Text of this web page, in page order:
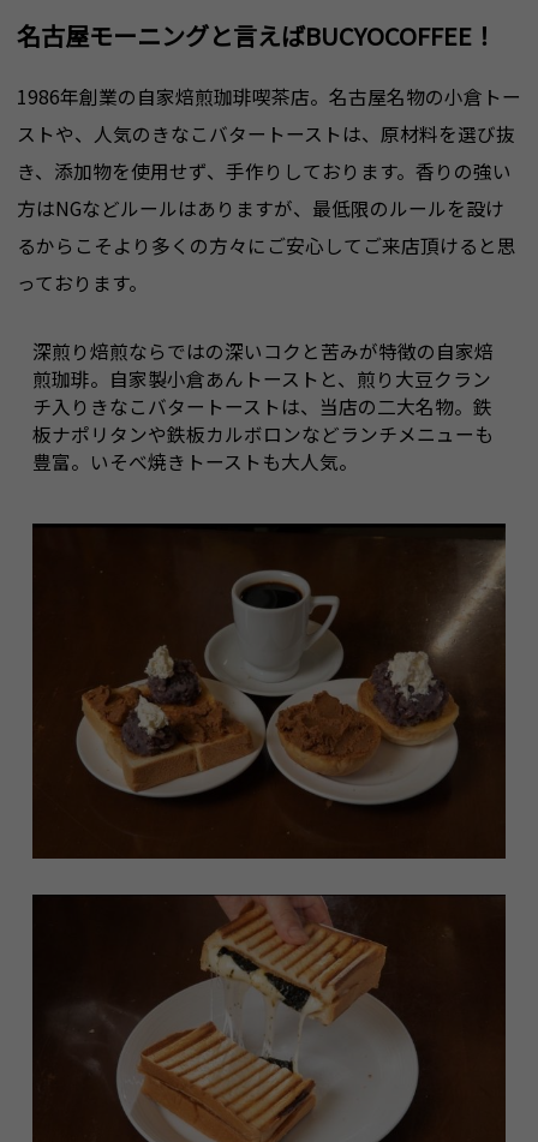
名古屋モーニングと言えばBUCYOCOFFEE！
1986年創業の自家焙煎珈琲喫茶店。名古屋名物の小倉トー
ストや、人気のきなこバタートーストは、原材料を選び抜
き、添加物を使用せず、手作りしております。香りの強い
方はNGなどルールはありますが、最低限のルールを設け
るからこそより多くの方々にご安心してご来店頂けると思
っております。
深煎り焙煎ならではの深いコクと苦みが特徴の自家焙
煎珈琲。自家製小倉あんトーストと、煎り大豆クラン
チ入りきなこバタートーストは、当店の二大名物。鉄
板ナポリタンや鉄板カルボロンなどランチメニューも
豊富。いそべ焼きトーストも大人気。